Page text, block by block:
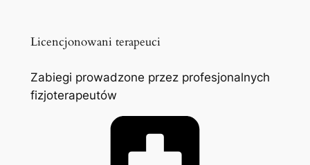
Licencjonowani terapeuci
Zabiegi prowadzone przez profesjonalnych
fizjoterapeutów